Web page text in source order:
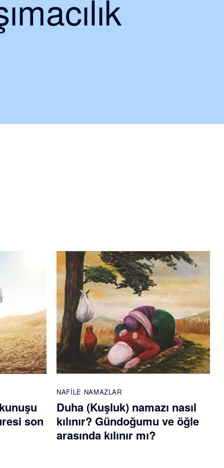
son
NAFILE NAMAZLAR
Duha (Kuşluk) namazı nasıl
kılınır? Gündoğumu ve öğle
arasında kılınır mı?